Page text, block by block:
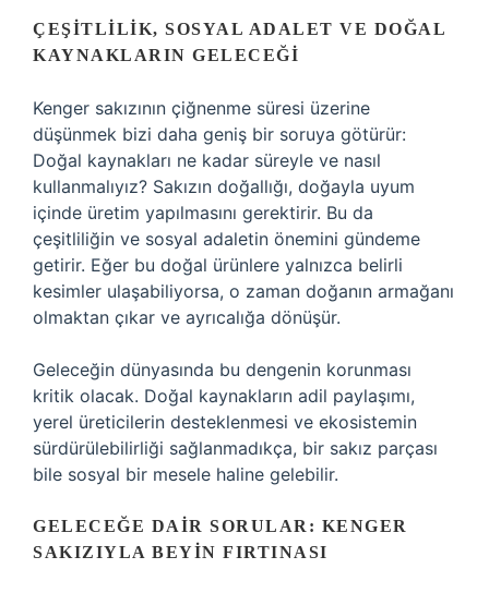
ÇEŞITLILIK, SOSYAL ADALET VE DOĞAL
KAYNAKLARIN GELECEĞI
Kenger sakızının çiğnenme süresi üzerine
düşünmek bizi daha geniş bir soruya götürür:
Doğal kaynakları ne kadar süreyle ve nasıl
kullanmalıyız? Sakızın doğallığı, doğayla uyum
içinde üretim yapılmasını gerektirir. Bu da
çeşitliliğin ve sosyal adaletin önemini gündeme
getirir. Eğer bu doğal ürünlere yalnızca belirli
kesimler ulaşabiliyorsa, o zaman doğanın armağanı
olmaktan çıkar ve ayrıcalığa dönüşür.
Geleceğin dünyasında bu dengenin korunması
kritik olacak. Doğal kaynakların adil paylaşımı,
yerel üreticilerin desteklenmesi ve ekosistemin
sürdürülebilirliği sağlanmadıkça, bir sakız parçası
bile sosyal bir mesele haline gelebilir.
GELECEĞE DAIR SORULAR: KENGER
SAKIZIYLA BEYIN FIRTINASI